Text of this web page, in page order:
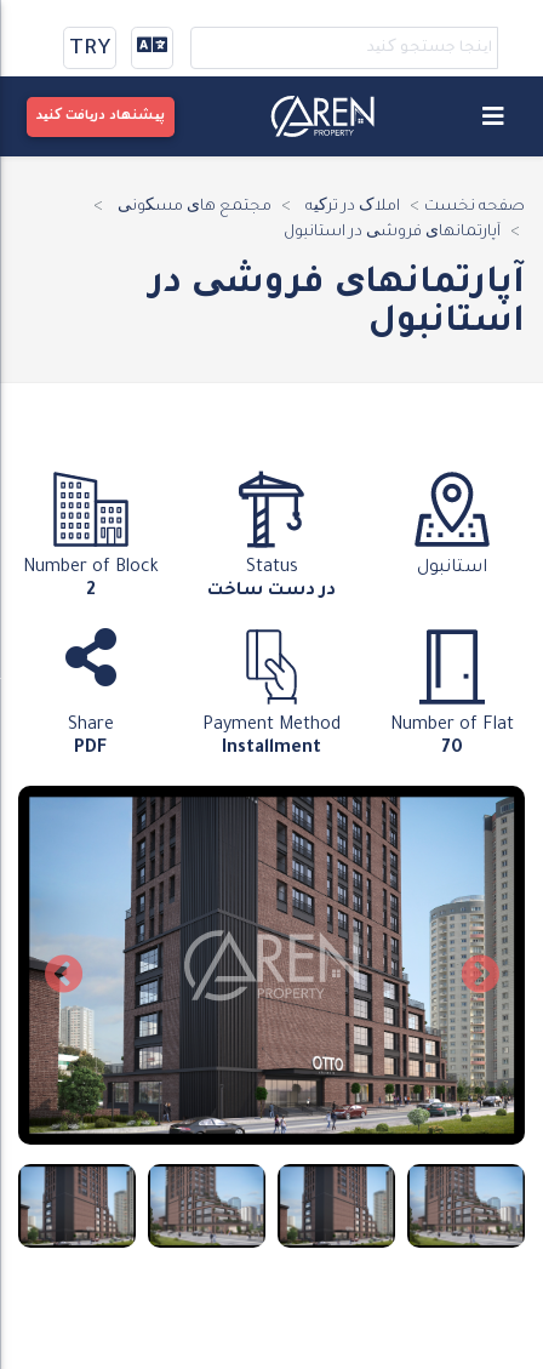
TRY
پیشنهاد دریافت کنید
صفحه نخست املاک در ترکیه
مجتمع های مسکونی
آپارتمانهای فروشی در استانبول
آپارتمانهای فروشی در
استانبول
استانبول
Status
در دست ساخت
Number of Block
2
Number of Flat
70
Payment Method
Installment
Share
PDF